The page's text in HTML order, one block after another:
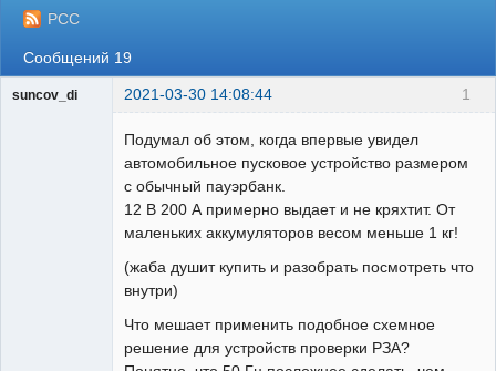
РСС
Сообщений 19
1
suncov_di 2021-03-30 14:08:44
Подумал об этом, когда впервые увидел
автомобильное пусковое устройство размером
с обычный пауэрбанк.
12 В 200 А примерно выдает и не кряхтит. От
маленьких аккумуляторов весом меньше 1 кг!
(жаба душит купить и разобрать посмотреть что
внутри)
Что мешает применить подобное схемное
решение для устройств проверки РЗА?